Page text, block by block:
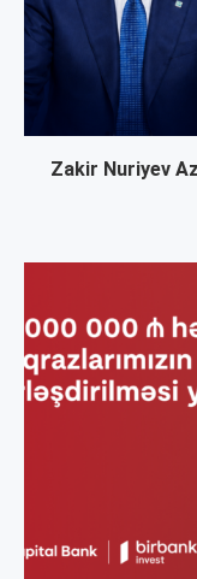
Zakir Nuriyev